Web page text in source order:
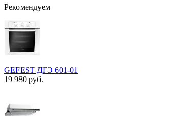
Рекомендуем
GEFEST ДГЭ 601-01
19 980 руб.